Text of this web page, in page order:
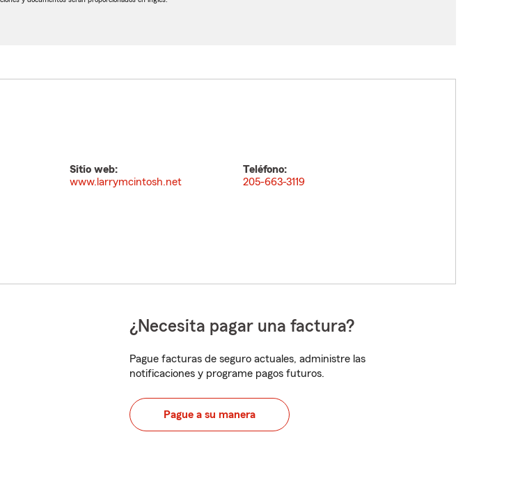
Sitio web:
www.larrymcintosh.net
Teléfono:
205-663-3119
¿Necesita pagar una factura?
Pague facturas de seguro actuales, administre las
notificaciones y programe pagos futuros.
Pague a su manera